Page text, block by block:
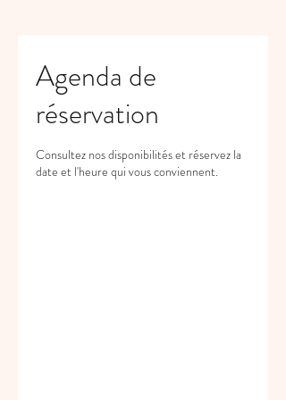
Agenda de
réservation
Consultez nos disponibilités et réservez la
date et l'heure qui vous conviennent.